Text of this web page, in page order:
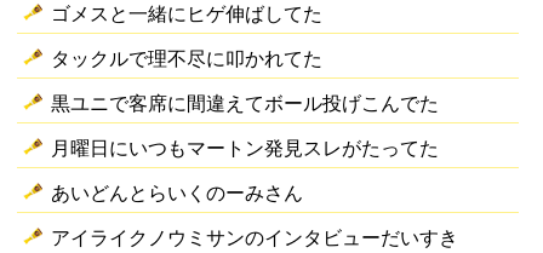
ゴメスと一緒にヒゲ伸ばしてた
タックルで理不尽に叩かれてた
黒ユニで客席に間違えてボール投げこんでた
月曜日にいつもマートン発見スレがたってた
あいどんとらいくのーみさん
アイライクノウミサンのインタビューだいすき